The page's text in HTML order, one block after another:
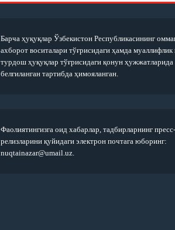
Барча ҳуқуқлар Ўзбекистон Республикасининг
ахборот воситалари тўғрисидаги ҳамда муаллифлик
турдош ҳуқуқлар тўғрисидаги қонун ҳужжатларида
белгиланган тартибда ҳимояланган.
Фаолиятингизга оид хабарлар, тадбирларнинг пресс-
релизларини қуйидаги электрон почтага юборинг:
nuqtainazar@umail.uz.